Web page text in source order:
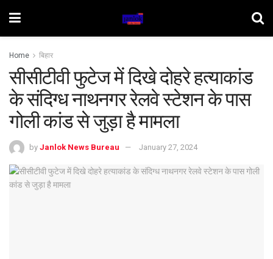
Home बिहार
सीसीटीवी फुटेज में दिखे दोहरे हत्याकांड
के संदिग्ध नाथनगर रेलवे स्टेशन के पास
गोली कांड से जुड़ा है मामला
by Janlok News Bureau January 27, 2024